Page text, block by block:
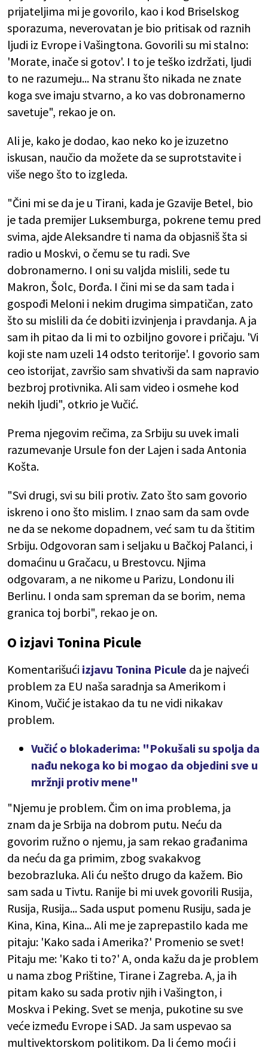
prijateljima mi je govorilo, kao i kod Briselskog
sporazuma, neverovatan je bio pritisak od raznih
ljudi iz Evrope i Vašingtona. Govorili su mi stalno:
'Morate, inače si gotov'. I to je teško izdržati, ljudi
to ne razumeju... Na stranu što nikada ne znate
koga sve imaju stvarno, a ko vas dobronamerno
savetuje", rekao je on.
Ali je, kako je dodao, kao neko ko je izuzetno
iskusan, naučio da možete da se suprotstavite i
više nego što to izgleda.
"Čini mi se da je u Tirani, kada je Gzavije Betel, bio
je tada premijer Luksemburga, pokrene temu pred
svima, ajde Aleksandre ti nama da objasniš šta si
radio u Moskvi, o čemu se tu radi. Sve
dobronamerno. I oni su valjda mislili, sede tu
Makron, Šolc, Đorđa. I čini mi se da sam tada i
gospođi Meloni i nekim drugima simpatičan, zato
što su mislili da će dobiti izvinjenja i pravdanja. A ja
sam ih pitao da li mi to ozbiljno govore i pričaju. 'Vi
koji ste nam uzeli 14 odsto teritorije'. I govorio sam
ceo istorijat, završio sam shvativši da sam napravio
bezbroj protivnika. Ali sam video i osmehe kod
nekih ljudi", otkrio je Vučić.
Prema njegovim rečima, za Srbiju su uvek imali
razumevanje Ursule fon der Lajen i sada Antonia
Košta.
"Svi drugi, svi su bili protiv. Zato što sam govorio
iskreno i ono što mislim. I znao sam da sam ovde
ne da se nekome dopadnem, već sam tu da štitim
Srbiju. Odgovoran sam i seljaku u Bačkoj Palanci, i
domaćinu u Gračacu, u Brestovcu. Njima
odgovaram, a ne nikome u Parizu, Londonu ili
Berlinu. I onda sam spreman da se borim, nema
granica toj borbi", rekao je on.
O izjavi Tonina Picule
Komentarišući izjavu Tonina Picule da je najveći
problem za EU naša saradnja sa Amerikom i
Kinom, Vučić je istakao da tu ne vidi nikakav
problem.
Vučić o blokaderima: "Pokušali su spolja da
nađu nekoga ko bi mogao da objedini sve u
mržnji protiv mene"
"Njemu je problem. Čim on ima problema, ja
znam da je Srbija na dobrom putu. Neću da
govorim ružno o njemu, ja sam rekao građanima
da neću da ga primim, zbog svakakvog
bezobrazluka. Ali ću nešto drugo da kažem. Bio
sam sada u Tivtu. Ranije bi mi uvek govorili Rusija,
Rusija, Rusija... Sada usput pomenu Rusiju, sada je
Kina, Kina, Kina... Ali me je zaprepastilo kada me
pitaju: 'Kako sada i Amerika?' Promenio se svet!
Pitaju me: 'Kako ti to?' A, onda kažu da je problem
u nama zbog Prištine, Tirane i Zagreba. A, ja ih
pitam kako su sada protiv njih i Vašington, i
Moskva i Peking. Svet se menja, pukotine su sve
veće između Evrope i SAD. Ja sam uspevao sa
multivektorskom politikom. Da li ćemo moći i